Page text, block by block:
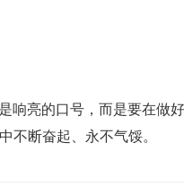
响亮的口号，而是要在做
不断奋起、永不气馁。